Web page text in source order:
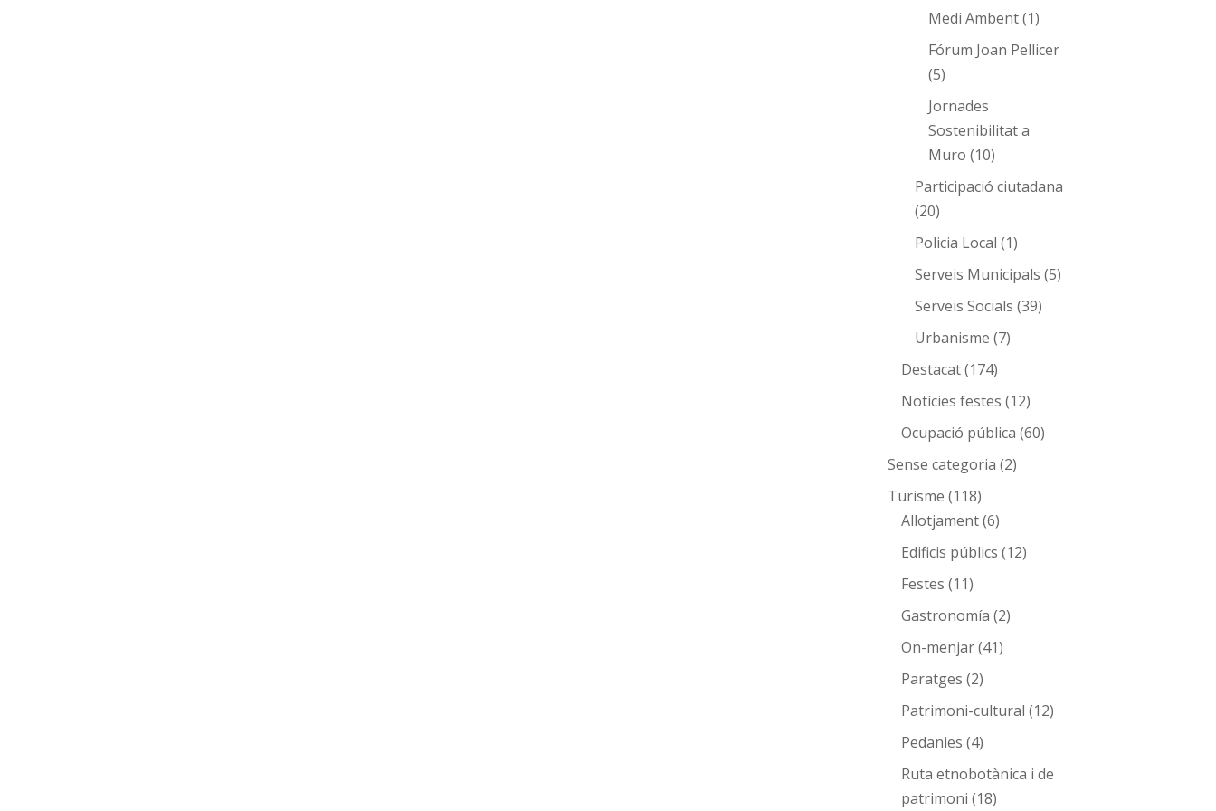
Medi Ambent(1)
Fórum Joan Pellicer
(5)
Jornades
Sostenibilitat a
Muro (10)
Participació ciutadana
(20)
Policia Local (1)
Serveis Municipals (5)
Serveis Socials (39)
Urbanisme (7)
Destacat(174)
Notícies festes (12)
Ocupació pública (60)
Sense categoria (2)
Turisme (118)
Allotjament(6)
Edificis públics (12)
Festes (11)
Gastronomía (2)
On-menjar(41)
Paratges (2)
Patrimoni-cultural (12)
Pedanies (4)
Ruta etnobotànica i de
patrimoni (18)